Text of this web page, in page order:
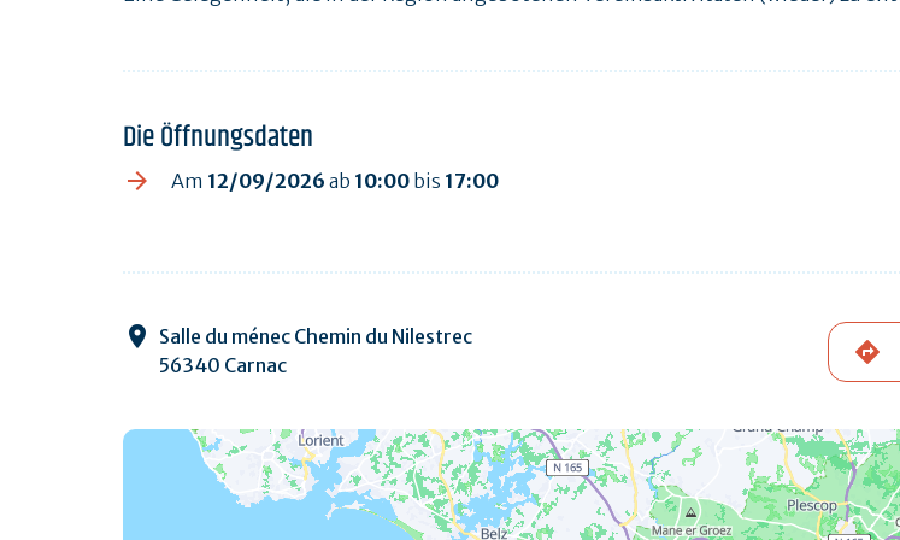
Die Öffnungsdaten
Am 12/09/2026 ab 10:00 bis 17:00
Salle du ménec Chemin du Nilestrec
56340 Carnac